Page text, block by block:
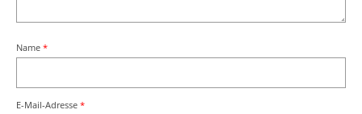
Name *
E-Mail-Adresse *